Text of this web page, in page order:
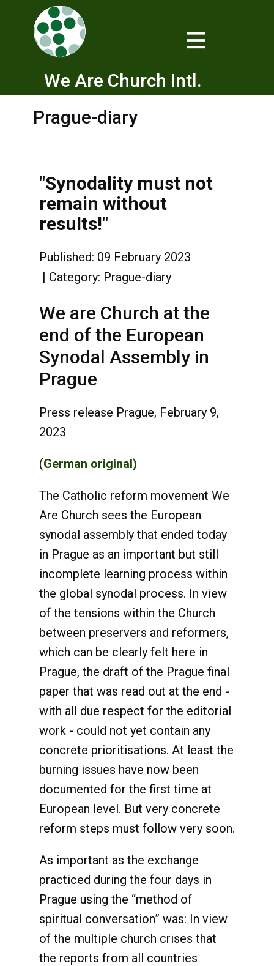
We Are Church Intl.
Prague-diary
"Synodality must not
remain without
results!"
Published: 09 February 2023
Category: Prague-diary
We are Church at the
end of the European
Synodal Assembly in
Prague
Press release Prague, February 9,
2023
(German original)
The Catholic reform movement We
Are Church sees the European
synodal assembly that ended today
in Prague as an important but still
incomplete learning process within
the global synodal process. In view
of the tensions within the Church
between preservers and reformers,
which can be clearly felt here in
Prague, the draft of the Prague final
paper that was read out at the end -
with all due respect for the editorial
work - could not yet contain any
concrete prioritisations. At least the
burning issues have now been
documented for the first time at
European level. But very concrete
reform steps must follow very soon.
As important as the exchange
practiced during the four days in
Prague using the “method of
spiritual conversation” was: In view
of the multiple church crises that
the reports from all countries